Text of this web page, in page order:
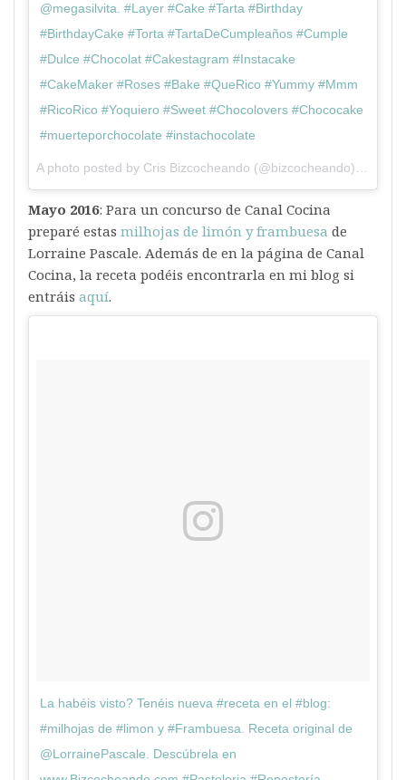
@megasilvita. #Layer #Cake #Tarta #Birthday
#BirthdayCake #Torta #TartaDeCumpleaños #Cumple
#Dulce #Chocolat #Cakestagram #Instacake
#CakeMaker #Roses #Bake #QueRico #Yummy #Mmm
#RicoRico #Yoquiero #Sweet #Chocolovers #Chococake
#muerteporchocolate #instachocolate
A photo posted by Cris Bizcocheando (@bizcocheando) on
Mayo 2016: Para un concurso de Canal Cocina
preparé estas milhojas de limón y frambuesa de
Lorraine Pascale. Además de en la página de Canal
Cocina, la receta podéis encontrarla en mi blog si
entráis aquí.
La habéis visto? Tenéis nueva #receta en el #blog:
#milhojas de #limon y #Frambuesa. Receta original de
@LorrainePascale. Descúbrela en